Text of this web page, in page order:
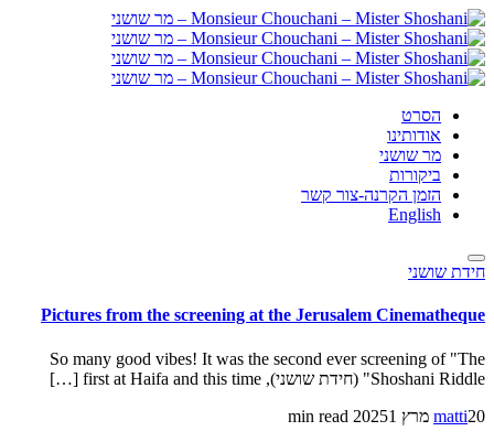
הסרט
אודותינו
מר שושני
ביקורות
הזמן הקרנה-צור קשר
English
חידת שושני
Pictures from the screening at the Jerusalem Cinematheque
So many good vibes! It was the second ever screening of "The
Shoshani Riddle" (חידת שושני), first at Haifa and this time […]
matti20 מרץ 2025
1 min read